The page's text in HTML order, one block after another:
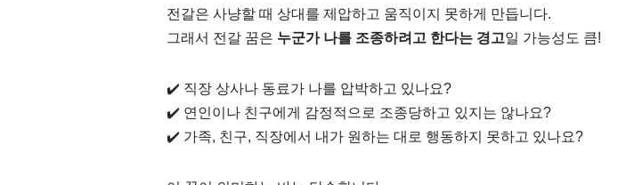
전갈은 사냥할 때 상대를 제압하고 움직이지 못하게 만듭니다.
그래서 전갈 꿈은 누군가 나를 조종하려고 한다는 경고일 가능성도 큼!
✔️ 직장 상사나 동료가 나를 압박하고 있나요?
✔️ 연인이나 친구에게 감정적으로 조종당하고 있지는 않나요?
✔️ 가족, 친구, 직장에서 내가 원하는 대로 행동하지 못하고 있나요?